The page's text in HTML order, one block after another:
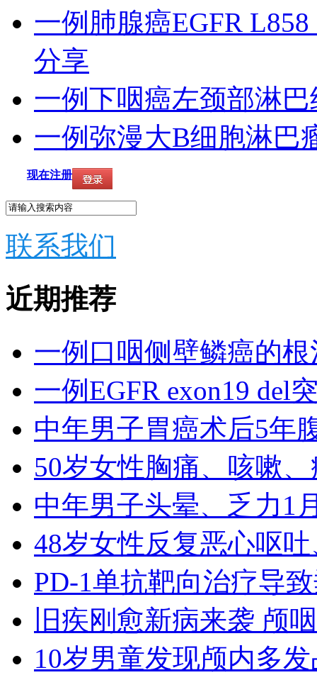
一例肺腺癌EGFR
分享
一例下咽癌左颈部淋
一例弥漫大B细胞淋巴
现在注册
联系我们
近期推荐
一例口咽侧壁鳞癌的
一例EGFR exon19 del
中年男子胃癌术后5年
50岁女性胸痛、咳嗽
中年男子头晕、乏力1
48岁女性反复恶心呕
PD-1单抗靶向治疗导
旧疾刚愈新病来袭 颅
10岁男童发现颅内多